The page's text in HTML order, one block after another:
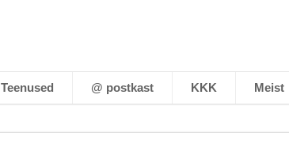
Teenused @ postkast KKK Meist